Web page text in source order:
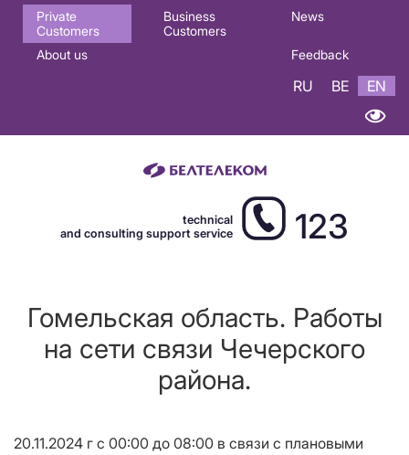
Основная
навигация
Private
Customers
Business
Customers
News
About us Feedback
RU BE EN
technical
and consulting support service
123
Гомельская область. Работы
на сети связи Чечерского
района.
20.11.2024 г с 00:00 до 08:00 в связи с плановыми